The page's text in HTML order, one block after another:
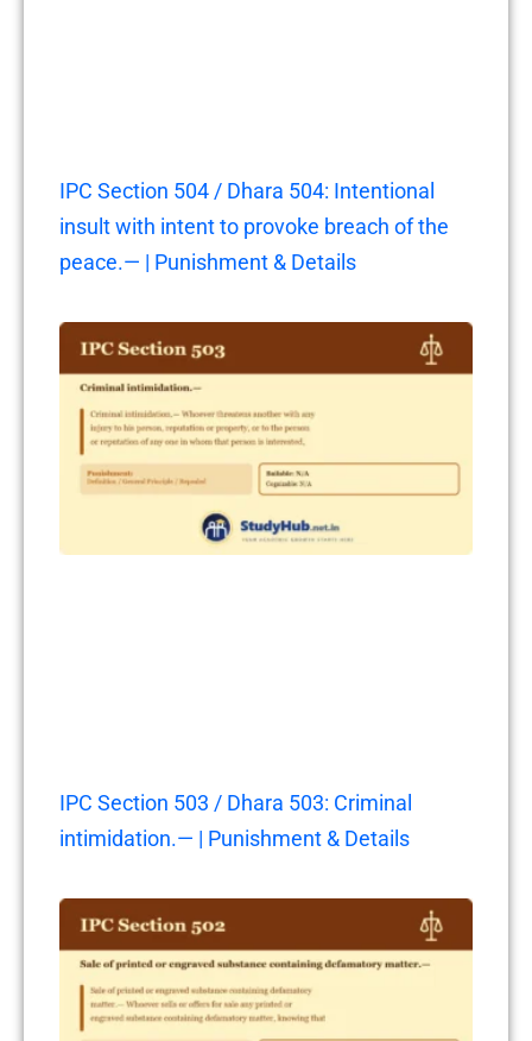
IPC Section 504 / Dhara 504: Intentional
insult with intent to provoke breach of the
peace.— | Punishment & Details
IPC Section 503 / Dhara 503: Criminal
intimidation.— | Punishment & Details